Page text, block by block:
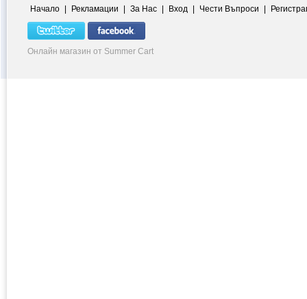
Начало | Рекламации | За Нас | Вход | Чести Въпроси |
Онлайн магазин от Summer Cart